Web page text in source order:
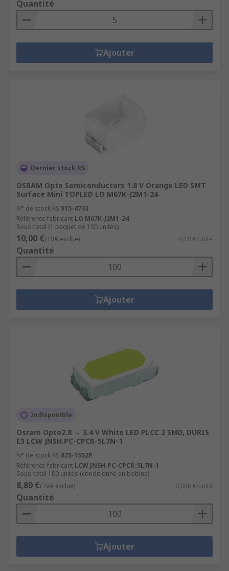
Quantité
Ajouter
Dernier stock RS
OSRAM Opto Semiconductors 1.8 V Orange LED SMT
Surface Mini TOPLED LO M67K-J2M1-24
N° de stock RS 915-4733
Référence fabricant LO M67K-J2M1-24
Sous-total (1 paquet de 100 unités)
10,00 €(TVA exclue) 0,10 €/unité
Quantité
Ajouter
Indisponible
Osram Opto2.8 → 3.4 V White LED PLCC 2 SMD, DURIS
E3 LCW JNSH.PC-CPCR-5L7N-1
N° de stock RS 825-1552P
Référence fabricant LCW JNSH.PC-CPCR-5L7N-1
Sous-total 100 unités (conditionné en bobine)
8,80 €(TVA exclue) 0,088 €/unité
Quantité
Ajouter